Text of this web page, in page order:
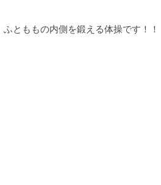
ふとももの内側を鍛える体操です！！